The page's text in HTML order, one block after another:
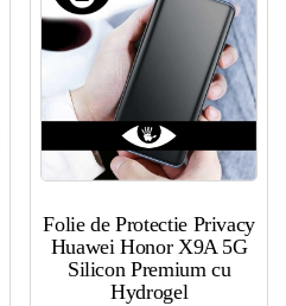
Folie de Protectie Privacy
Huawei Honor X9A 5G
Silicon Premium cu
Hydrogel